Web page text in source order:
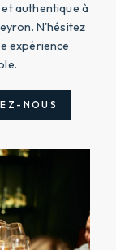
authentique à
N'hésitez
expérience
NOUS